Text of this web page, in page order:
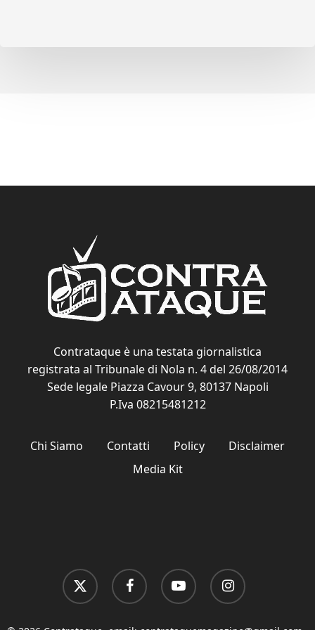
Contrataque è una testata giornalistica
registrata al Tribunale di Nola n. 4 del 26/08/2014
Sede legale Piazza Cavour 9, 80137 Napoli
P.Iva 08215481212
Chi Siamo Contatti Policy
Disclaimer
Media Kit
x-
twitter
facebook youtube instagram